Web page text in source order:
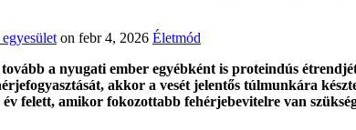
on febr 4, 2026 Életmód
a nyugati ember egyébként is proteindús
akkor a vesét jelentős túlmunkára
felett, amikor fokozottabb fehérjebevitelre van